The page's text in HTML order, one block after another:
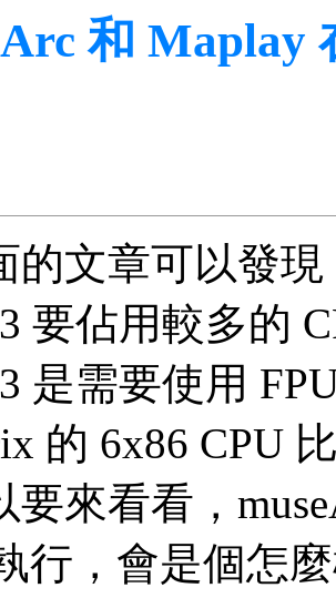
和 Maplay
的文章可以發現
要佔用較多的
是需要使用
的 6x86 CPU
要來看看，
行，會是個怎